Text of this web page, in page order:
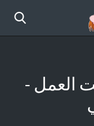
العمل -